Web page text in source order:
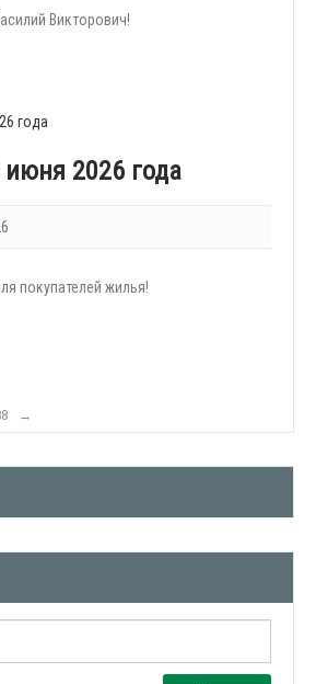
Викторович!
июня 2026 года
покупателей жилья!
→